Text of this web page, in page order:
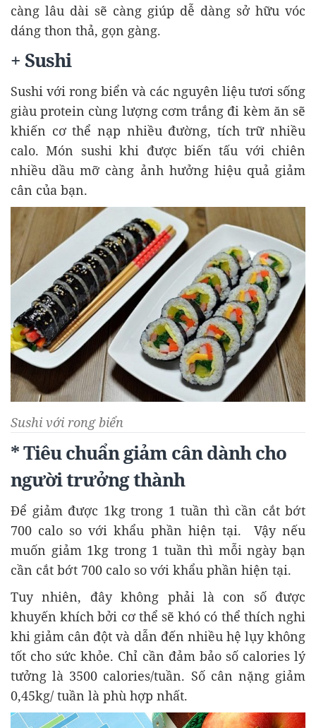
càng lâu dài sẽ càng giúp dễ dàng sở hữu vóc
dáng thon thả, gọn gàng.
+ Sushi
Sushi với rong biển và các nguyên liệu tươi sống
giàu protein cùng lượng cơm trắng đi kèm ăn sẽ
khiến cơ thể nạp nhiều đường, tích trữ nhiều
calo. Món sushi khi được biến tấu với chiên
nhiều dầu mỡ càng ảnh hưởng hiệu quả giảm
cân của bạn.
Sushi với rong biển
* Tiêu chuẩn giảm cân dành cho
người trưởng thành
Để giảm được 1kg trong 1 tuần thì cần cắt bớt
700 calo so với khẩu phần hiện tại. Vậy nếu
muốn giảm 1kg trong 1 tuần thì mỗi ngày bạn
cần cắt bớt 700 calo so với khẩu phần hiện tại.
Tuy nhiên, đây không phải là con số được
khuyến khích bởi cơ thể sẽ khó có thể thích nghi
khi giảm cân đột và dẫn đến nhiều hệ lụy không
tốt cho sức khỏe. Chỉ cần đảm bảo số calories lý
tưởng là 3500 calories/tuần. Số cân nặng giảm
0,45kg/ tuần là phù hợp nhất.